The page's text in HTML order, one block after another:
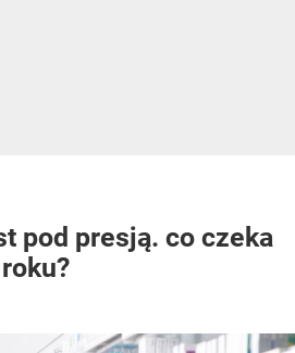
pod presją. co czeka